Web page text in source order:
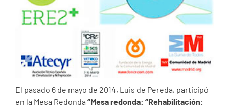
El pasado 6 de mayo de 2014, Luis de Pereda, participó
en la Mesa Redonda “Mesa redonda: “Rehabilitación: